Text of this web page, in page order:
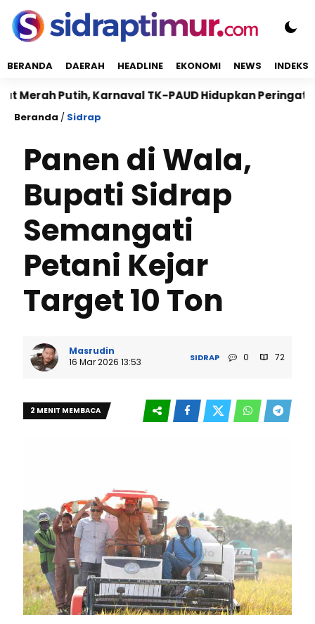
BERANDA DAERAH HEADLINE EKONOMI NEWS INDEKS
Putih, Karnaval TK-PAUD Hidupkan Peringatan HUT
Beranda / Sidrap
Panen di Wala,
Bupati Sidrap
Semangati
Petani Kejar
Target 10 Ton
Masrudin
16 Mar 2026 13:53
SIDRAP 0 72
2 MENIT MEMBACA